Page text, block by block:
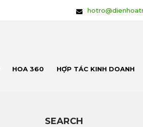
HOA 360 HỢP TÁC KINH DOANH
SEARCH